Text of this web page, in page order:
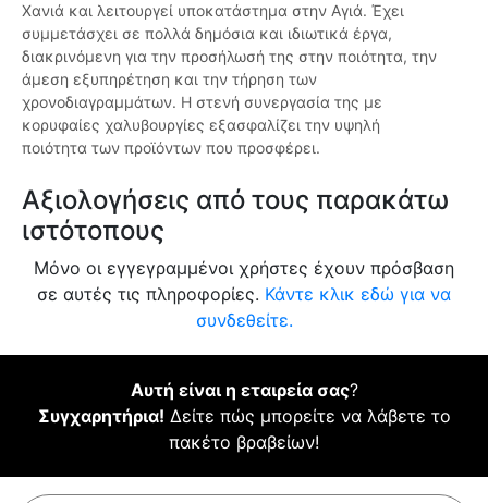
Χανιά και λειτουργεί υποκατάστημα στην Αγιά. Έχει
συμμετάσχει σε πολλά δημόσια και ιδιωτικά έργα,
διακρινόμενη για την προσήλωσή της στην ποιότητα, την
άμεση εξυπηρέτηση και την τήρηση των
χρονοδιαγραμμάτων. Η στενή συνεργασία της με
κορυφαίες χαλυβουργίες εξασφαλίζει την υψηλή
ποιότητα των προϊόντων που προσφέρει.
Αξιολογήσεις από τους παρακάτω
ιστότοπους
Μόνο οι εγγεγραμμένοι χρήστες έχουν πρόσβαση
σε αυτές τις πληροφορίες. Κάντε κλικ εδώ για να
συνδεθείτε.
Αυτή είναι η εταιρεία σας?
Συγχαρητήρια! Δείτε πώς μπορείτε να λάβετε το
πακέτο βραβείων!